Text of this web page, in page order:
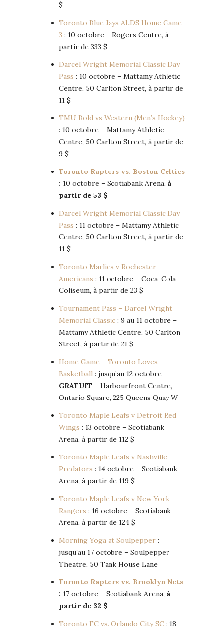
$
Toronto Blue Jays ALDS Home Game
3 : 10 octobre – Rogers Centre, à
partir de 333 $
Darcel Wright Memorial Classic Day
Pass : 10 octobre – Mattamy Athletic
Centre, 50 Carlton Street, à partir de
11 $
TMU Bold vs Western (Men’s Hockey)
: 10 octobre – Mattamy Athletic
Centre, 50 Carlton Street, à partir de
9 $
Toronto Raptors vs. Boston Celtics
: 10 octobre – Scotiabank Arena, à
partir de 53 $
Darcel Wright Memorial Classic Day
Pass : 11 octobre – Mattamy Athletic
Centre, 50 Carlton Street, à partir de
11 $
Toronto Marlies v Rochester
Americans : 11 octobre – Coca-Cola
Coliseum, à partir de 23 $
Tournament Pass – Darcel Wright
Memorial Classic : 9 au 11 octobre –
Mattamy Athletic Centre, 50 Carlton
Street, à partir de 21 $
Home Game – Toronto Loves
Basketball : jusqu’au 12 octobre
GRATUIT – Harbourfront Centre,
Ontario Square, 225 Queens Quay W
Toronto Maple Leafs v Detroit Red
Wings : 13 octobre – Scotiabank
Arena, à partir de 112 $
Toronto Maple Leafs v Nashville
Predators : 14 octobre – Scotiabank
Arena, à partir de 119 $
Toronto Maple Leafs v New York
Rangers : 16 octobre – Scotiabank
Arena, à partir de 124 $
Morning Yoga at Soulpepper :
jusqu’au 17 octobre – Soulpepper
Theatre, 50 Tank House Lane
Toronto Raptors vs. Brooklyn Nets
: 17 octobre – Scotiabank Arena, à
partir de 32 $
Toronto FC vs. Orlando City SC : 18